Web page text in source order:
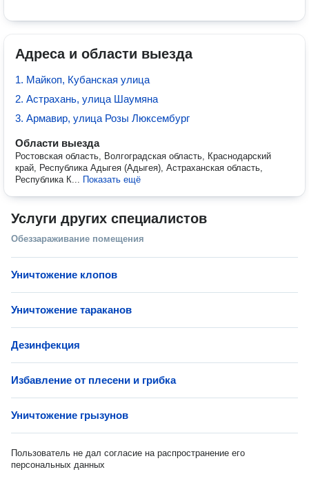
Адреса и области выезда
1. Майкоп, Кубанская улица
2. Астрахань, улица Шаумяна
3. Армавир, улица Розы Люксембург
Области выезда
Ростовская область, Волгоградская область, Краснодарский
край, Республика Адыгея (Адыгея), Астраханская область,
Республика К... Показать ещё
Услуги других специалистов
Обеззараживание помещения
Уничтожение клопов
Уничтожение тараканов
Дезинфекция
Избавление от плесени и грибка
Уничтожение грызунов
Пользователь не дал согласие на распространение его
персональных данных